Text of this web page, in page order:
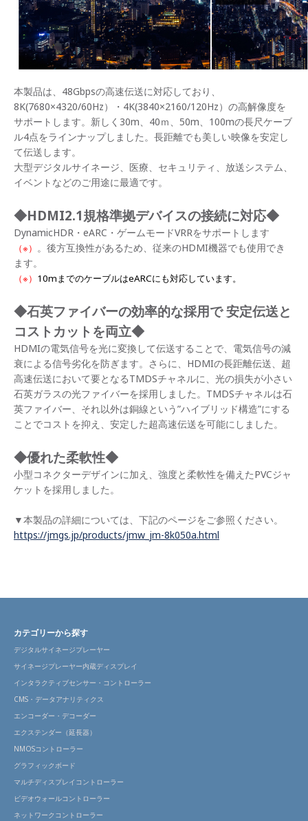
本製品は、48Gbpsの高速伝送に対応しており、
8K(7680×4320/60Hz）・4K(3840×2160/120Hz）の高解像度を
サポートします。新しく30m、40ｍ、50m、100mの長尺ケーブ
ル4点をラインナップしました。長距離でも美しい映像を安定し
て伝送します。
大型デジタルサイネージ、医療、セキュリティ、放送システム、
イベントなどのご用途に最適です。
◆HDMI2.1規格準拠デバイスの接続に対応◆
DynamicHDR・eARC・ゲームモードVRRをサポートします
（※） 。後方互換性があるため、従来のHDMI機器でも使用でき
ます。
（※） 10mまでのケーブルはeARCにも対応しています。
◆石英ファイバーの効率的な採用で 安定伝送と
コストカットを両立◆
HDMIの電気信号を光に変換して伝送することで、電気信号の減
衰による信号劣化を防ぎます。さらに、HDMIの長距離伝送、超
高速伝送において要となるTMDSチャネルに、光の損失が小さい
石英ガラスの光ファイバーを採用しました。TMDSチャネルは石
英ファイバー、それ以外は銅線という”ハイブリッド構造”にする
ことでコストを抑え、安定した超高速伝送を可能にしました。
◆優れた柔軟性◆
小型コネクターデザインに加え、強度と柔軟性を備えたPVCジャ
ケットを採用しました。
▼本製品の詳細については、下記のページをご参照ください。
https://jmgs.jp/products/jmw_jm-8k050a.html
カテゴリーから探す
デジタルサイネージプレーヤー
サイネージプレーヤー内蔵ディスプレイ
インタラクティブセンサー・コントローラー
CMS・データアナリティクス
エンコーダー・デコーダー
エクステンダー（延長器）
NMOSコントローラー
グラフィックボード
マルチディスプレイコントローラー
ビデオウォールコントローラー
ネットワークコントローラー